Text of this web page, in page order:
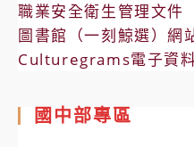
職業安全衛生管理文件
圖書館（一刻鯨選）網
Culturegrams電子資
國中部專區